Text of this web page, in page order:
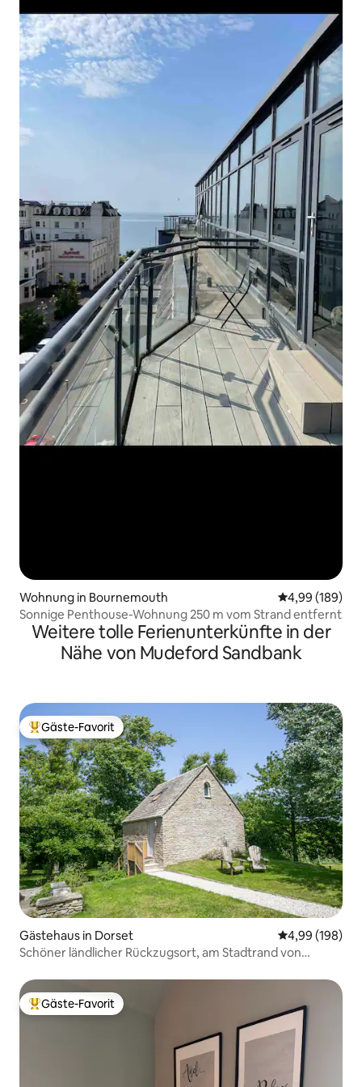
Wohnung in Bournemouth
4,99 (189)
Sonnige Penthouse-Wohnung 250 m vom Strand entfernt
Weitere tolle Ferienunterkünfte in der
Nähe von Mudeford Sandbank
Beliebter Gäste-Favorit.
Gäste-Favorit
Gästehaus in Dorset
4,99 (198)
Schöner ländlicher Rückzugsort, am Stadtrand von
Beliebter Gäste-Favorit.
Gäste-Favorit